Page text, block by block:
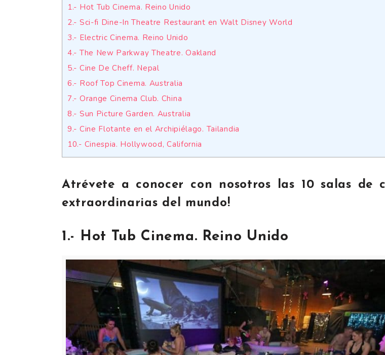
1.- Hot Tub Cinema. Reino Unido
2.- Sci-fi Dine-In Theatre Restaurant en Walt Disney World
3.- Electric Cinema. Reino Unido
4.- The New Parkway Theatre. Oakland
5.- Cine De Cheff. Nepal
6.- Roof Top Cinema. Australia
7.- Orange Cinema Club. China
8.- Sun Picture Garden. Australia
9.- Cine Flotante en el Archipiélago. Tailandia
10.- Cinespia. Hollywood, California
Atrévete a conocer con nosotros las 10 salas de
extraordinarias del mundo!
1.- Hot Tub Cinema. Reino Unido